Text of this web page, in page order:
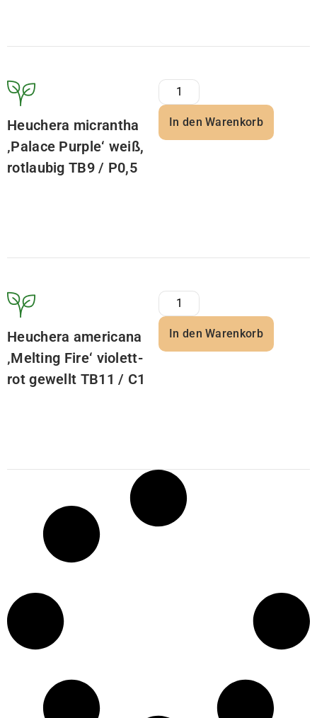
Heuchera micrantha
‚Palace Purple‘ weiß,
rotlaubig TB9 / P0,5
In den Warenkorb
Heuchera americana
‚Melting Fire‘ violett-
rot gewellt TB11 / C1
In den Warenkorb